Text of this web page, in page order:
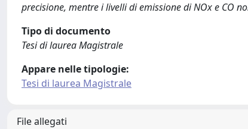
precisione, mentre i livelli di emissione di NOx e CO
Tipo di documento
Tesi di laurea Magistrale
Appare nelle tipologie:
Tesi di laurea Magistrale
File allegati